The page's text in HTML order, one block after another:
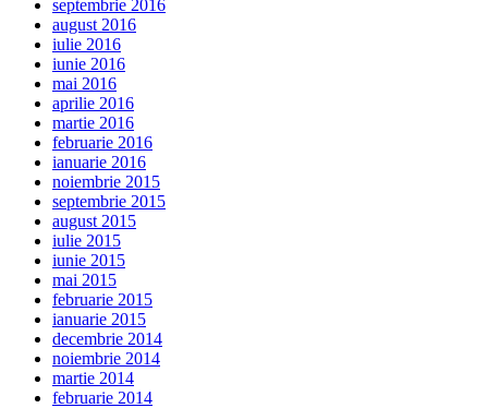
septembrie 2016
august 2016
iulie 2016
iunie 2016
mai 2016
aprilie 2016
martie 2016
februarie 2016
ianuarie 2016
noiembrie 2015
septembrie 2015
august 2015
iulie 2015
iunie 2015
mai 2015
februarie 2015
ianuarie 2015
decembrie 2014
noiembrie 2014
martie 2014
februarie 2014